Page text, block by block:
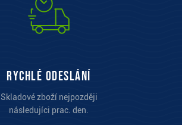
Rychlé odeslání
Skladové zboží nejpozději
následujíci prac. den.